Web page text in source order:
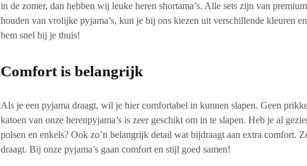
in de zomer, dan hebben wij leuke heren shortama’s. Alle sets zijn van
houden van vrolijke pyjama’s, kun je bij ons kiezen uit verschillende kleuren
hem snelbij je thuis!
Comfort is belangrijk
Als je een pyjama draagt, wil je hier comfortabel in kunnen slapen. Geen
katoen van onze herenpyjama’s is zeer geschikt om in te slapen. Heb je al
polsen en enkels? Ook zo’n belangrijk detail wat bijdraagt aan extra comfort.
draagt. Bij onze pyjama’s gaan comfort en stijl goed samen!